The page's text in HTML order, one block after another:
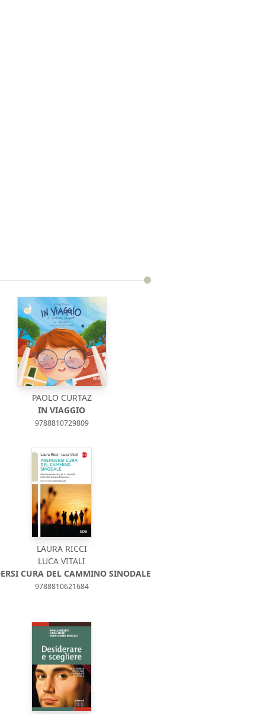
PAOLO CURTAZ
IN VIAGGIO
9788810729809
LAURA RICCI
LUCA VITALI
CURA DEL CAMMINO SINODALE
9788810621684